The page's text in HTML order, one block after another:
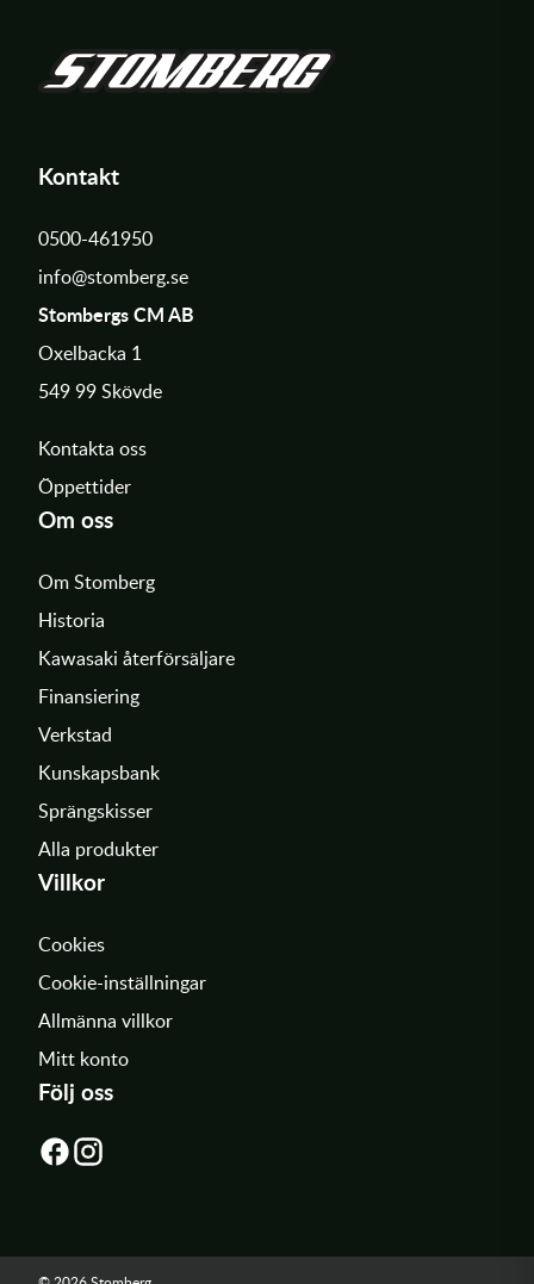
Kontakt
0500-461950
info@stomberg.se
Stombergs CM AB
Oxelbacka 1
549 99 Skövde
Kontakta oss
Öppettider
Om oss
Om Stomberg
Historia
Kawasaki återförsäljare
Finansiering
Verkstad
Kunskapsbank
Sprängskisser
Alla produkter
Villkor
Cookies
Cookie-inställningar
Allmänna villkor
Mitt konto
Följ oss